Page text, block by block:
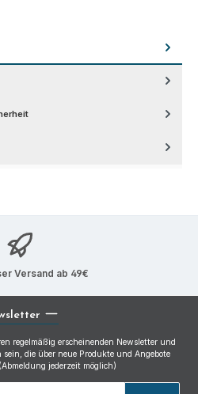
Versand ab 49€
regelmäßig erscheinenden Newsletter und
die über neue Produkte und Angebote
jederzeit möglich)